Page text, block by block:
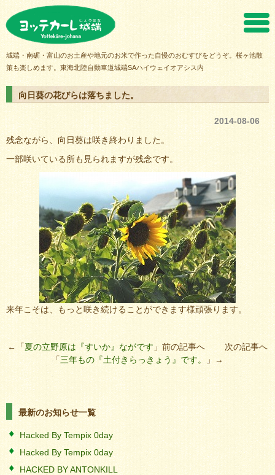
城端・南砺・富山のお土産や地元のお米で作った自慢のおむすびをどうぞ。桜ヶ池散
策も楽しめます。東海北陸自動車道城端SAハイウェイオアシス内
向日葵の花びらは落ちました。
2014-08-06
残念ながら、向日葵は咲き終わりました。
一部咲いている所も見られますが残念です。
来年こそは、もっと咲き続けることができます様頑張ります。
←「夏の立野原は『すいか』ながです 」前の記事へ 次の記事へ
「三年もの『土付きらっきょう』です。 」→
最新のお知らせ一覧
Hacked By Tempix 0day
Hacked By Tempix 0day
HACKED BY ANTONKILL